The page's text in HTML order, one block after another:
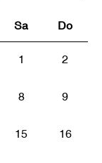
Sa Do
1 2
8 9
15 16